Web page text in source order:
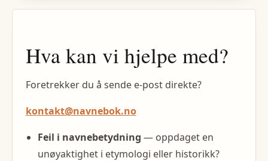
Hva kan vi hjelpe med?
Foretrekker du å sende e-post direkte?
kontakt@navnebok.no
Feil i navnebetydning — oppdaget en
unøyaktighet i etymologi eller historikk?